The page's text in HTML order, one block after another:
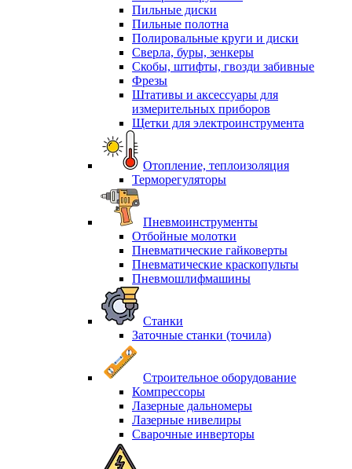
Пильные диски
Пильные полотна
Полировальные круги и диски
Сверла, буры, зенкеры
Скобы, штифты, гвозди забивные
Фрезы
Штативы и аксессуары для
измерительных приборов
Щетки для электроинструмента
Отопление, теплоизоляция
Терморегуляторы
Пневмоинструменты
Отбойные молотки
Пневматические гайковерты
Пневматические краскопульты
Пневмошлифмашины
Станки
Заточные станки (точила)
Строительное оборудование
Компрессоры
Лазерные дальномеры
Лазерные нивелиры
Сварочные инверторы